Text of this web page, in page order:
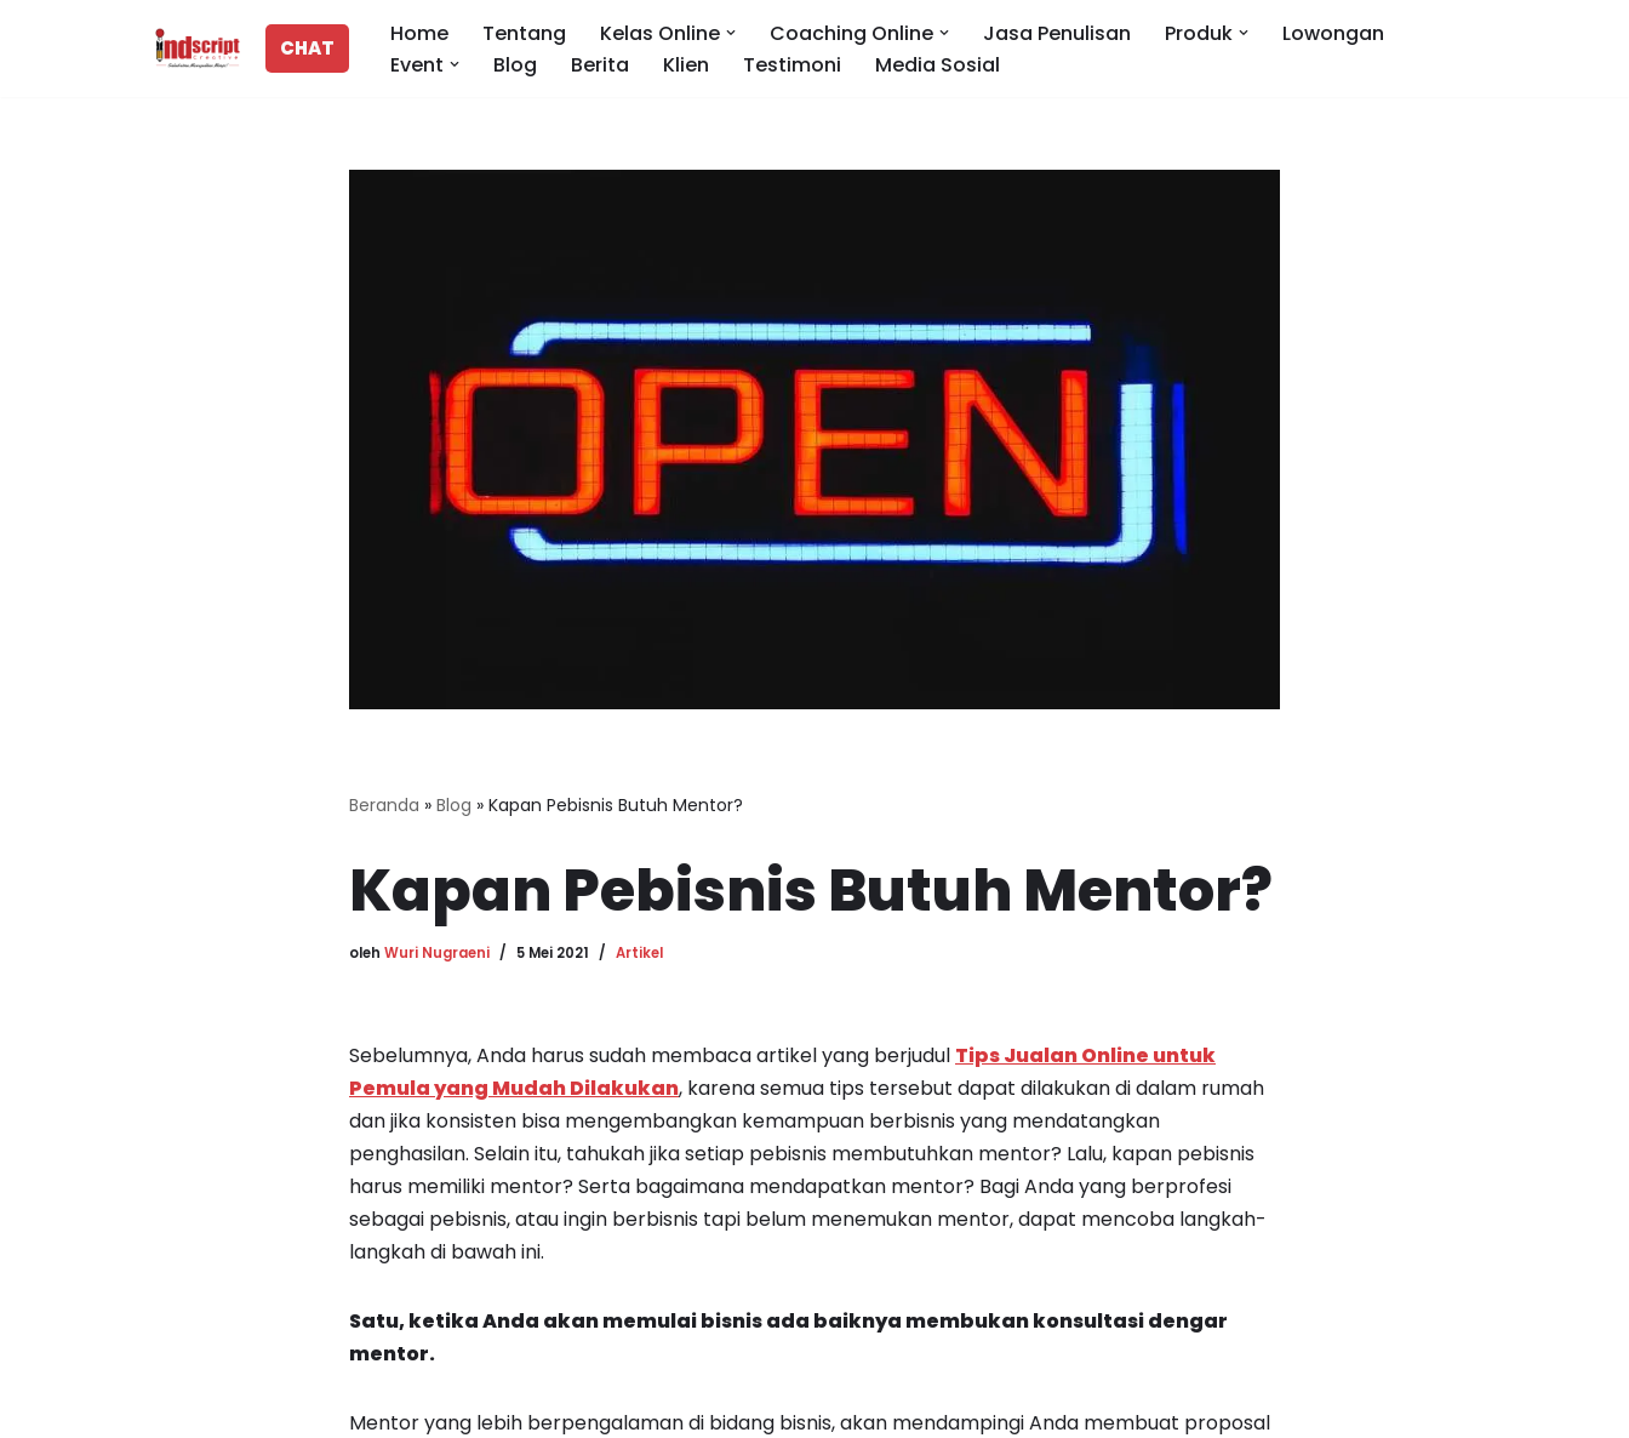
CHAT
Home Tentang Kelas Online Coaching Online Jasa Penulisan Produk
Lowongan
Event
Blog Berita Klien Testimoni Media Sosial
Beranda » Blog » Kapan Pebisnis Butuh Mentor?
Kapan Pebisnis Butuh Mentor?
oleh Wuri Nugraeni 5 Mei 2021 Artikel
Sebelumnya, Anda harus sudah membaca artikel yang berjudul Tips Jualan Online untuk
Pemula yang Mudah Dilakukan, karena semua tips tersebut dapat dilakukan di dalam rumah
dan jika konsisten bisa mengembangkan kemampuan berbisnis yang mendatangkan
penghasilan. Selain itu, tahukah jika setiap pebisnis membutuhkan mentor? Lalu, kapan pebisnis
harus memiliki mentor? Serta bagaimana mendapatkan mentor? Bagi Anda yang berprofesi
sebagai pebisnis, atau ingin berbisnis tapi belum menemukan mentor, dapat mencoba langkah-
langkah di bawah ini.
Satu, ketika Anda akan memulai bisnis ada baiknya membukan konsultasi dengar
mentor.
Mentor yang lebih berpengalaman di bidang bisnis, akan mendampingi Anda membuat proposal